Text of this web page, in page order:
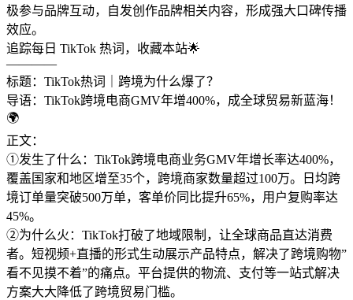
极参与品牌互动，自发创作品牌相关内容，形成强大口碑传播
效应。
追踪每日 TikTok 热词，收藏本站🌟
————
标题：TikTok热词｜跨境为什么爆了？
导语：TikTok跨境电商GMV年增400%，成全球贸易新蓝海！
🌍
正文：
①发生了什么：TikTok跨境电商业务GMV年增长率达400%，
覆盖国家和地区增至35个，跨境商家数量超过100万。日均跨
境订单量突破500万单，客单价同比提升65%，用户复购率达
45%。
②为什么火：TikTok打破了地域限制，让全球商品直达消费
者。短视频+直播的形式生动展示产品特点，解决了跨境购物”
看不见摸不着”的痛点。平台提供的物流、支付等一站式解决
方案大大降低了跨境贸易门槛。